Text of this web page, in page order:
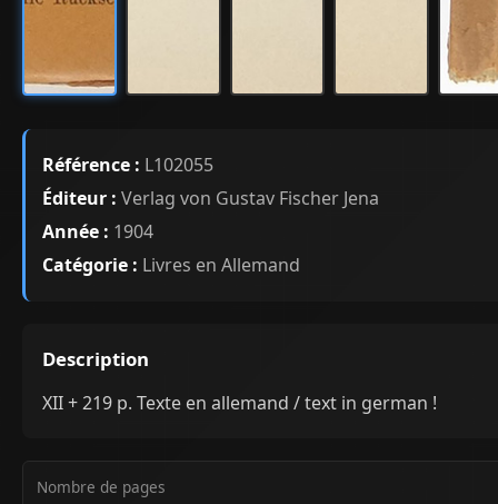
Référence : L102055
Éditeur : Verlag von Gustav Fischer Jena
Année : 1904
Catégorie : Livres en Allemand
Description
XII + 219 p. Texte en allemand / text in german !
Nombre de pages